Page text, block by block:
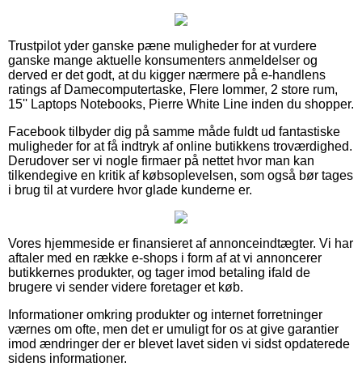
Trustpilot yder ganske pæne muligheder for at vurdere
ganske mange aktuelle konsumenters anmeldelser og
derved er det godt, at du kigger nærmere på e-handlens
ratings af Damecomputertaske, Flere lommer, 2 store rum,
15'' Laptops Notebooks, Pierre White Line inden du shopper.
Facebook tilbyder dig på samme måde fuldt ud fantastiske
muligheder for at få indtryk af online butikkens troværdighed.
Derudover ser vi nogle firmaer på nettet hvor man kan
tilkendegive en kritik af købsoplevelsen, som også bør tages
i brug til at vurdere hvor glade kunderne er.
Vores hjemmeside er finansieret af annonceindtægter. Vi har
aftaler med en række e-shops i form af at vi annoncerer
butikkernes produkter, og tager imod betaling ifald de
brugere vi sender videre foretager et køb.
Informationer omkring produkter og internet forretninger
værnes om ofte, men det er umuligt for os at give garantier
imod ændringer der er blevet lavet siden vi sidst opdaterede
sidens informationer.